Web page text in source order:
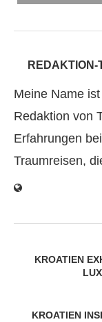
REDAKTION-
Meine Name
Redaktion von
Erfahrungen
Traumreisen,
KROATIEN
KROATIEN